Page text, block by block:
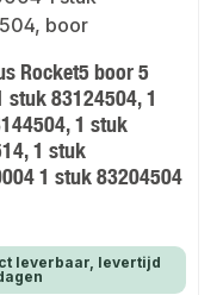
Rocket5 boor 5
stuk 83124504, 1
1 stuk
1 stuk
1 stuk 83204504
leverbaar, levertijd